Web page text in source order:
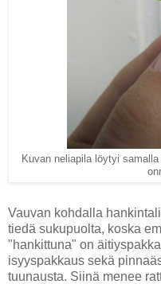
Kuvan neliapila löytyi
Vauvan kohdalla
tiedä sukupuolta, koska
"hankittuna" on
isyyspakkaus sekä
tuunausta. Siinä menee